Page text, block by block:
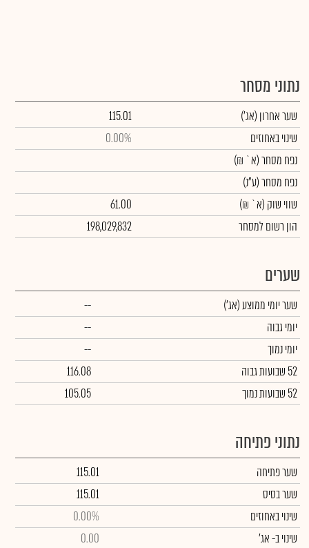
נתוני מסחר
שער אחרון (אג')
115.01
שינוי באחוזים
0.00%
נפח מסחר(א` ₪)
נפח מסחר(ע"נ)
שווי שוק (א` ₪)
61.00
הון רשום למסחר
198,029,832
שערים
שער יומי ממוצע(אג')
--
יומי גבוה
--
יומי נמוך
--
52 שבועות גבוה
116.08
52 שבועות נמוך
105.05
נתוני פתיחה
שער פתיחה
115.01
שער בסיס
115.01
שינוי באחוזים
0.00%
שינויב- אג'
0.00